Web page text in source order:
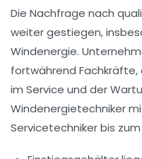
Die Nachfrage nach
weiter gestiegen,
Windenergie.
fortwährend
im Service und der
Windenergietechniker
Servicetechniker bis